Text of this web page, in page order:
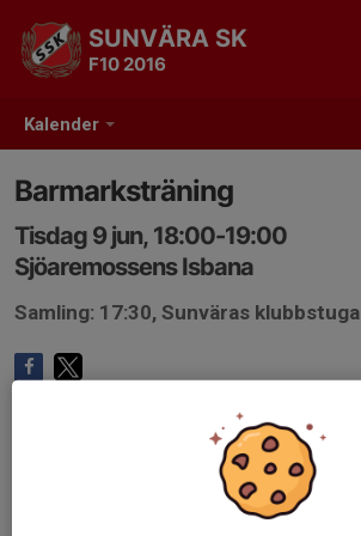
Kalender
SUNVÄRA SK
F10 2016
Barmarksträning
Tisdag 9 jun, 18:00-19:00
Sjöaremossens Isbana
Samling: 17:30, Sunväras klubbstuga